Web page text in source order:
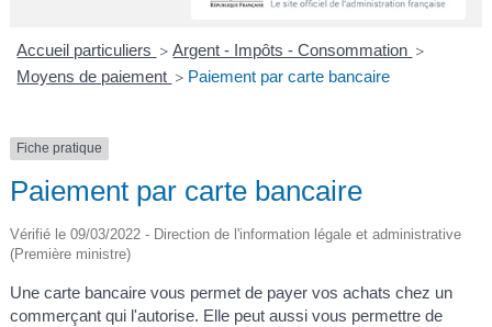
R
Accueil particuliers > Argent - Impôts - Consommation >
Moyens de paiement > Paiement par carte bancaire
Fiche pratique
Paiement par carte bancaire
Vérifié le 09/03/2022 - Direction de l'information légale et administrative
(Première ministre)
Une carte bancaire vous permet de payer vos achats chez un
commerçant qui l'autorise. Elle peut aussi vous permettre de